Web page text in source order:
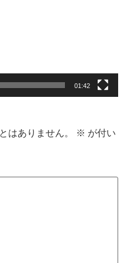
01:42
はありません。 ※ が付い